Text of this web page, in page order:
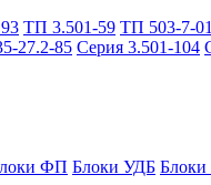
ТП 3.501-59 ТП 503-7-
27.2-85 Серия 3.501-104
ФП Блоки УДБ